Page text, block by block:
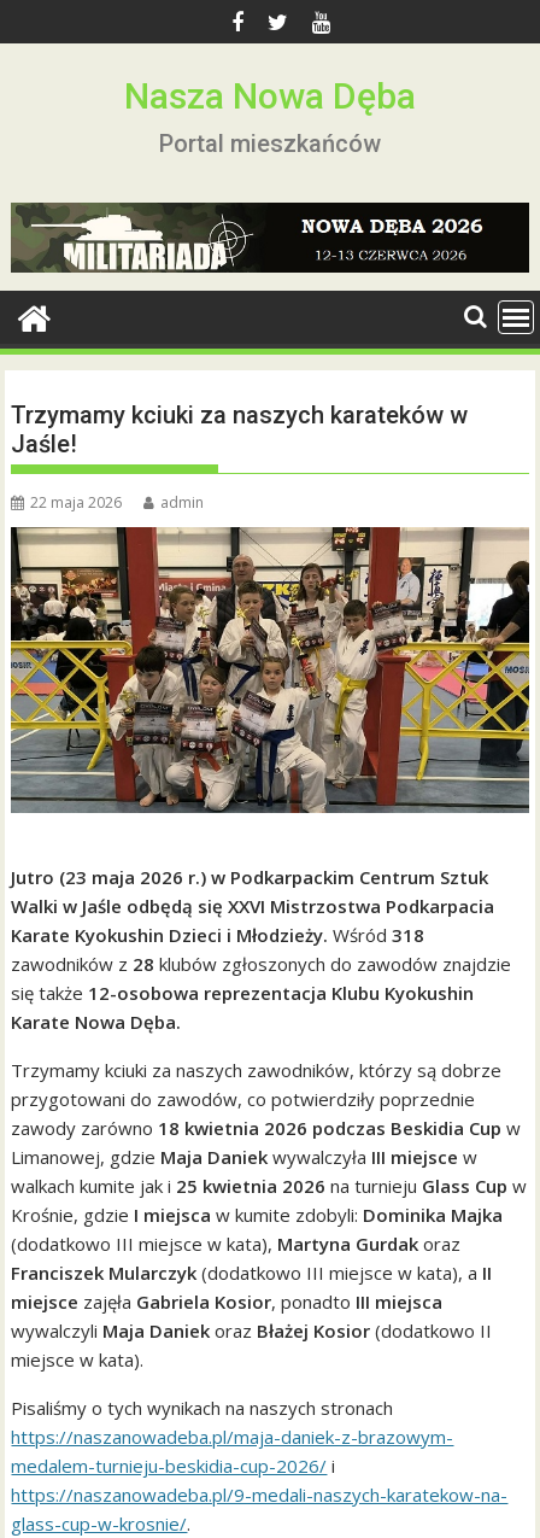
to
Nasza Nowa Dęba
Portal mieszkańców
Trzymamy kciuki za naszych karateków w
Jaśle!
22 maja 2026 admin
Jutro (23 maja 2026 r.) w Podkarpackim Centrum Sztuk
Walki w Jaśle odbędą się XXVI Mistrzostwa Podkarpacia
Karate Kyokushin Dzieci i Młodzieży. Wśród318
zawodników z 28klubów zgłoszonych do zawodów znajdzie
się także 12-osobowa reprezentacja Klubu Kyokushin
Karate Nowa Dęba.
Trzymamy kciuki za naszych zawodników, którzy są dobrze
przygotowani do zawodów, co potwierdziły poprzednie
zawody zarówno 18 kwietnia 2026 podczas Beskidia Cupw
Limanowej, gdzie Maja Daniek wywalczyła III miejsce w
walkach kumite jak i 25 kwietnia 2026na turnieju Glass Cupw
Krośnie, gdzie I miejsca w kumite zdobyli: Dominika Majka
(dodatkowo III miejsce w kata), Martyna Gurdak oraz
Franciszek Mularczyk (dodatkowo III miejsce w kata), a II
miejsce zajęła Gabriela Kosior, ponadto III miejsca
wywalczyli Maja Daniek oraz Błażej Kosior (dodatkowo II
miejsce w kata).
Pisaliśmy o tych wynikach na naszych stronach
https://naszanowadeba.pl/maja-daniek-z-brazowym-
medalem-turnieju-beskidia-cup-2026/ i
https://naszanowadeba.pl/9-medali-naszych-karatekow-na-
glass-cup-w-krosnie/.